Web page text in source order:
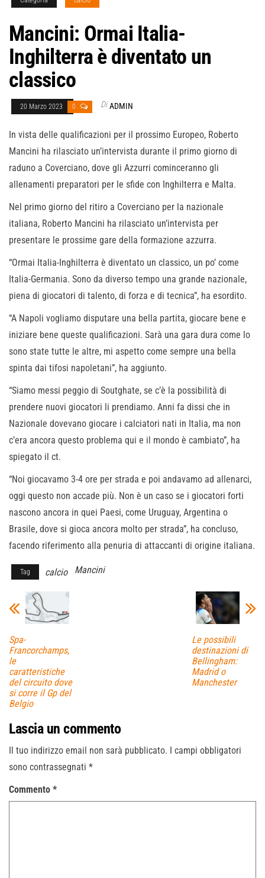
Mancini: Ormai Italia-
Inghilterra è diventato un
classico
20 Marzo 2023 0 Di ADMIN
In vista delle qualificazioni per il prossimo Europeo, Roberto
Mancini ha rilasciato un’intervista durante il primo giorno di
raduno a Coverciano, dove gli Azzurri cominceranno gli
allenamenti preparatori per le sfide con Inghilterra e Malta.
Nel primo giorno del ritiro a Coverciano per la nazionale
italiana, Roberto Mancini ha rilasciato un’intervista per
presentare le prossime gare della formazione azzurra.
“Ormai Italia-Inghilterra è diventato un classico, un po’ come
Italia-Germania. Sono da diverso tempo una grande nazionale,
piena di giocatori di talento, di forza e di tecnica”, ha esordito.
“A Napoli vogliamo disputare una bella partita, giocare bene e
iniziare bene queste qualificazioni. Sarà una gara dura come lo
sono state tutte le altre, mi aspetto come sempre una bella
spinta dai tifosi napoletani”, ha aggiunto.
“Siamo messi peggio di Soutghate, se c’è la possibilità di
prendere nuovi giocatori li prendiamo. Anni fa dissi che in
Nazionale dovevano giocare i calciatori nati in Italia, ma non
c’era ancora questo problema qui e il mondo è cambiato”, ha
spiegato il ct.
“Noi giocavamo 3-4 ore per strada e poi andavamo ad allenarci,
oggi questo non accade più. Non è un caso se i giocatori forti
nascono ancora in quei Paesi, come Uruguay, Argentina o
Brasile, dove si gioca ancora molto per strada”, ha concluso,
facendo riferimento alla penuria di attaccanti di origine italiana.
Tag calcio Mancini
Spa-
Francorchamps,
le
caratteristiche
del circuito dove
si corre il Gp del
Belgio
Le possibili
destinazioni di
Bellingham:
Madrid o
Manchester
Lascia un commento
Il tuo indirizzo email non sarà pubblicato.
I campi obbligatori
sono contrassegnati *
Commento *